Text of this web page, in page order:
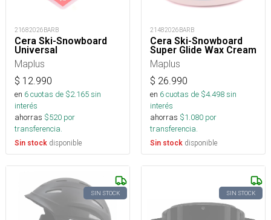
21682026BARB
Cera Ski-Snowboard
Universal
Maplus
$ 12.990
en 6cuotas de $2.165sin
interés
ahorras $520 por
transferencia.
Sin stock disponible
21482026BARB
Cera Ski-Snowboard
Super Glide Wax Cream
Maplus
$ 26.990
en 6cuotas de $4.498sin
interés
ahorras $1.080 por
transferencia.
Sin stock disponible
SIN STOCK SIN STOCK